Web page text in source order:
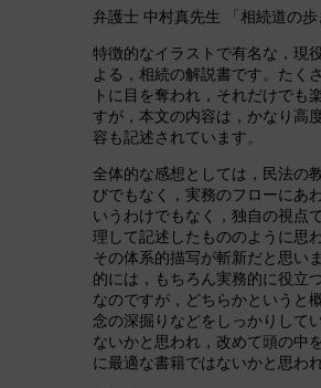
弁護士 中村真先生 「相続道の歩
特徴的なイラストで有名な，現
よる，相続の解説書です。たく
トに目を奪われ，それだけでも
すが，本文の内容は，かなり高
容も記述されています。
全体的な感想としては，民法の
びでもなく，実務のフローにあ
いうわけでもなく，独自の視点
理して記述したもののように思
その体系的描写が斬新だと思い
的には，もちろん実務的に役立
なのですが，どちらかというと
念の深掘りなどをしっかりして
ないかと思われ，改めて頭の中
に最適な書籍ではないかと思わ